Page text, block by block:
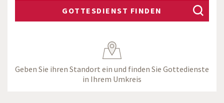
GOTTESDIENST FINDEN
Geben Sie ihren Standort ein und finden Sie Gottedienste
in Ihrem Umkreis